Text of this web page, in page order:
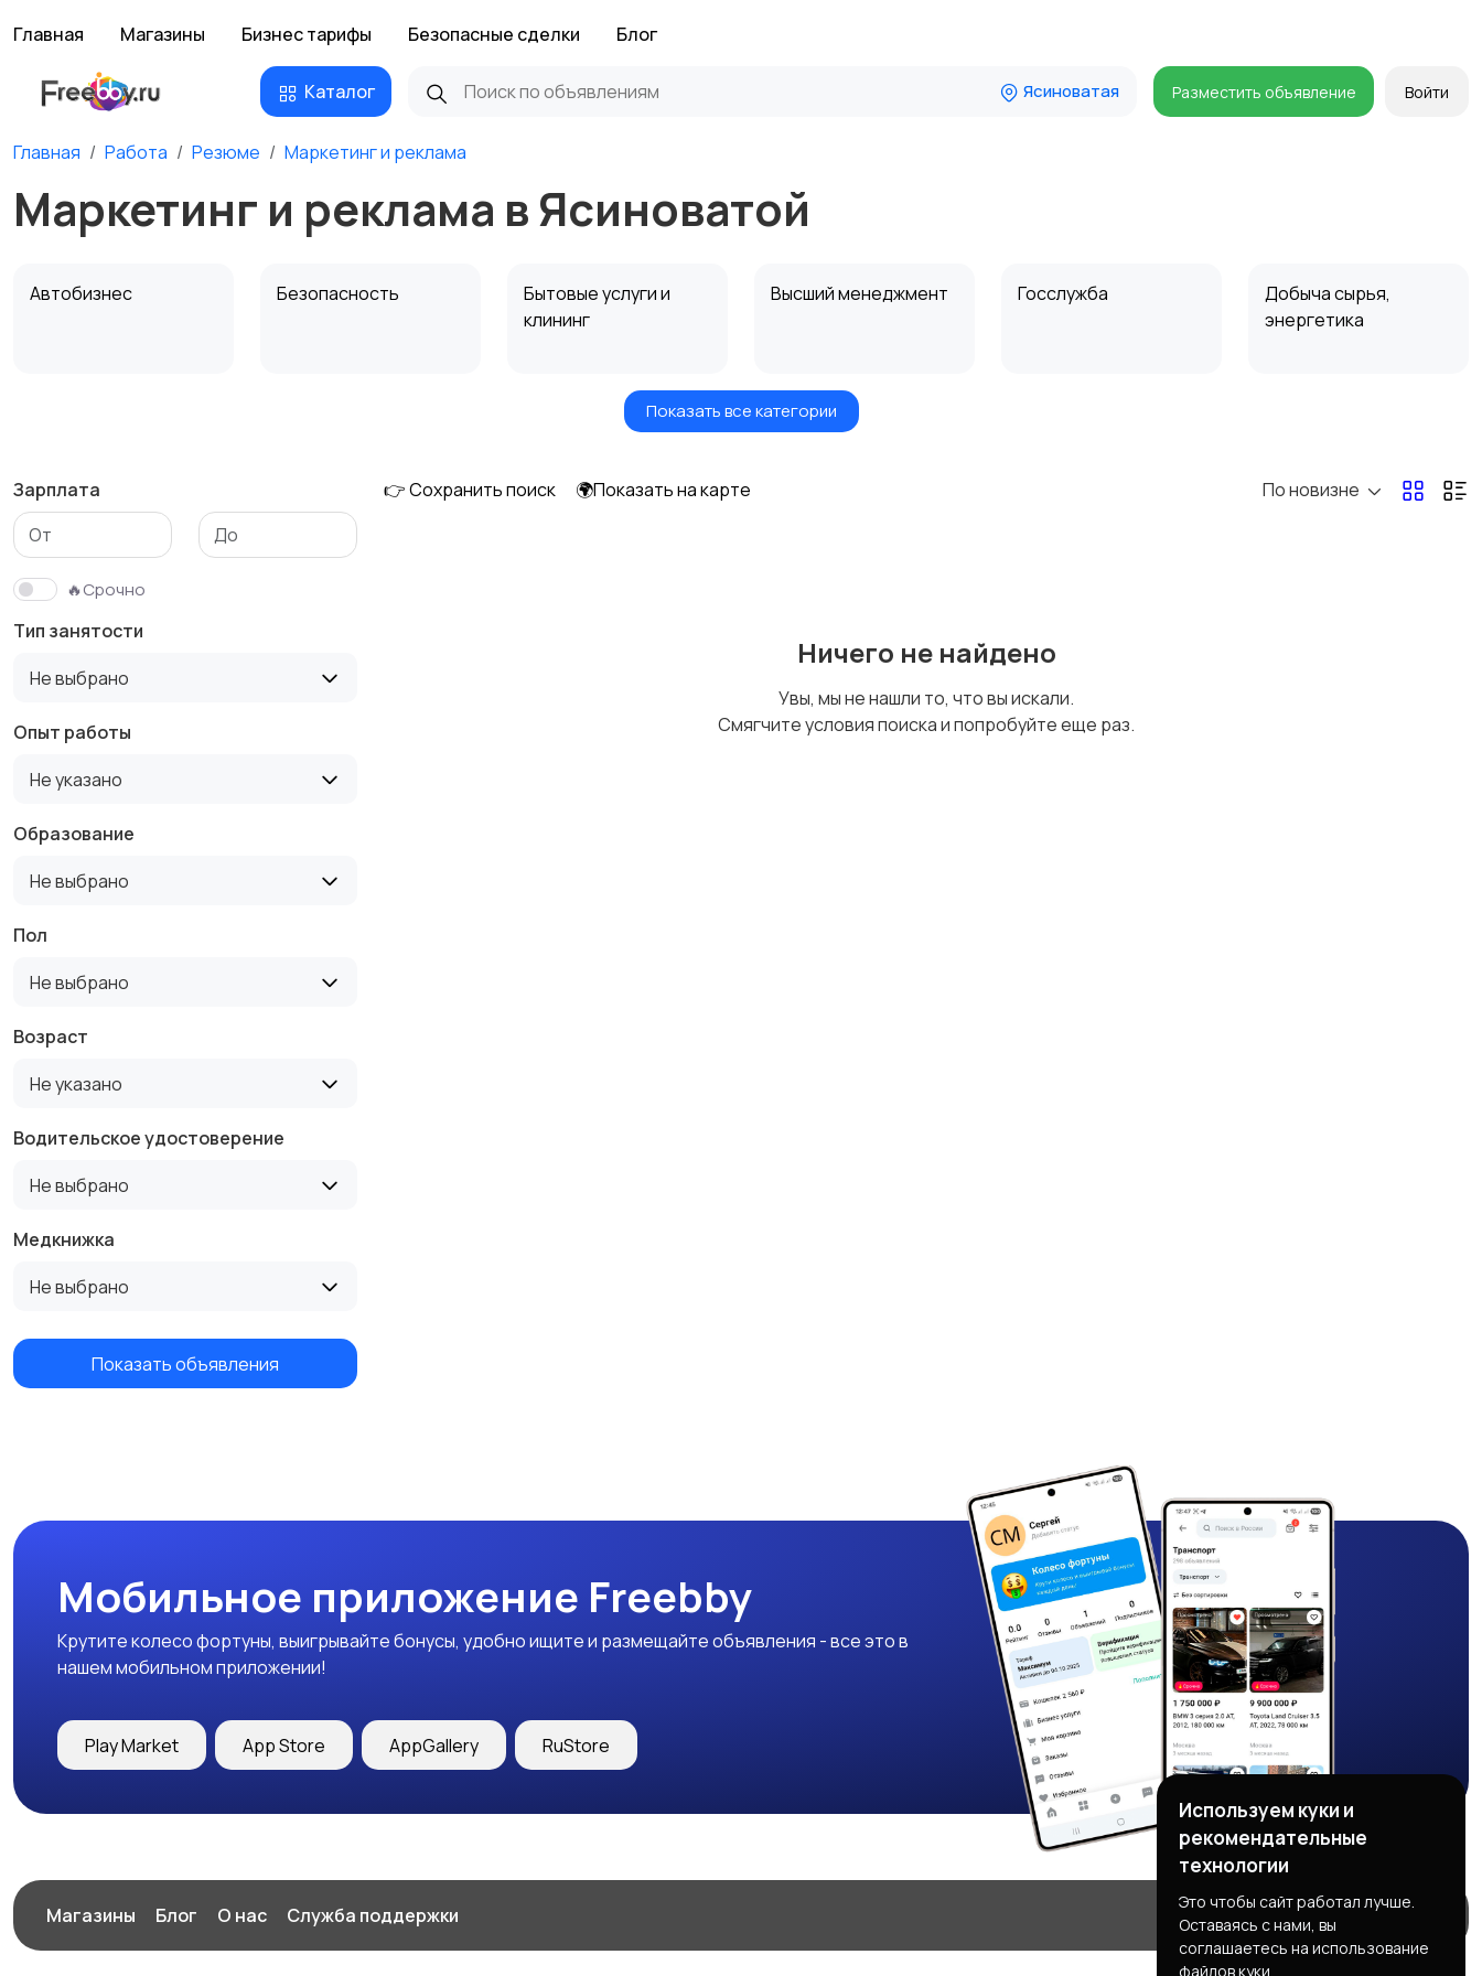
Главная Магазины Бизнес тарифы Безопасные сделки Блог
Каталог Ясиноватая Разместить объявление Войти
Главная Работа Резюме Маркетинг и реклама
Маркетинг и реклама в Ясиноватой
Автобизнес Безопасность
Бытовые услуги и
клининг
Высший менеджмент Госслужба
Добыча сырья,
энергетика
Информационные
Искусство и
Медицина Начало карьеры
Производство
Рестораны и
Показать все категории
Зарплата
🔥Срочно
Тип занятости
Не выбрано
Опыт работы
Не указано
Образование
Не выбрано
Пол
Не выбрано
Возраст
Не указано
Водительское удостоверение
Не выбрано
Медкнижка
Не выбрано
Показать объявления
👉 Сохранить поиск 🌍Показать на карте По новизне
Ничего не найдено
Увы, мы не нашли то, что вы искали.
Смягчите условия поиска и попробуйте еще раз.
Мобильное приложение Freebby
Крутите колесо фортуны, выигрывайте бонусы, удобно ищите и размещайте объявления - все это в
нашем мобильном приложении!
Play Market App Store AppGallery RuStore
Магазины Блог О нас Служба поддержки
Используем куки и
рекомендательные
технологии
Это чтобы сайт работал лучше.
Оставаясь с нами, вы
соглашаетесь на использование
файлов куки.